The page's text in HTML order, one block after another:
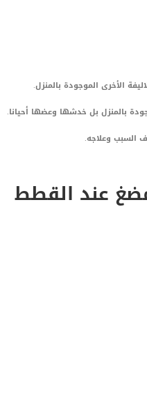
الأخرى الموجودة بالمنزل.
بالمنزل بل خدشها وعضها أحيانا.
السبب وعلاجه.
عند القطط